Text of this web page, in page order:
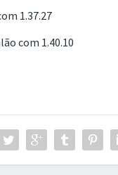
1.37.27
com 1.40.10